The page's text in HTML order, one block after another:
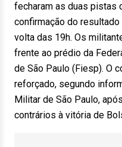
fecharam as duas pistas
confirmação do
volta das 19h. Os
frente ao prédio da
de São Paulo (Fiesp). O
reforçado, segundo
Militar de São Paulo,
contrários à vitória de